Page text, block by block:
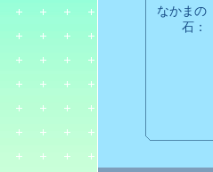
なかまの
石：